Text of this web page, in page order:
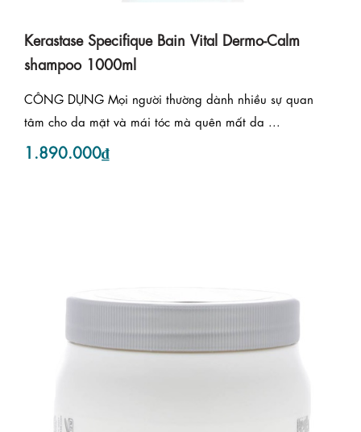
Kerastase Specifique Bain Vital Dermo-Calm
shampoo 1000ml
CÔNG DỤNG Mọi người thường dành nhiều sự quan
tâm cho da mặt và mái tóc mà quên mất da ...
1.890.000₫